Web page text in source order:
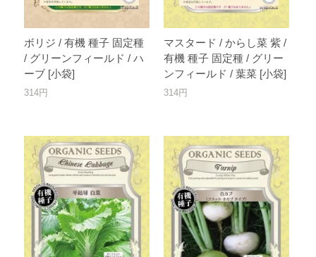
ボリジ / 有機 種子 固定種
/ グリーンフィールド / ハ
ーブ [小袋]
314円
マスタード / からし菜 紫 /
有機 種子 固定種 / グリー
ンフィールド / 葉菜 [小袋]
314円